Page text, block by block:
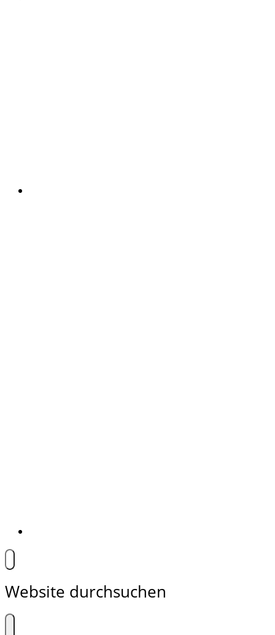
Website durchsuchen